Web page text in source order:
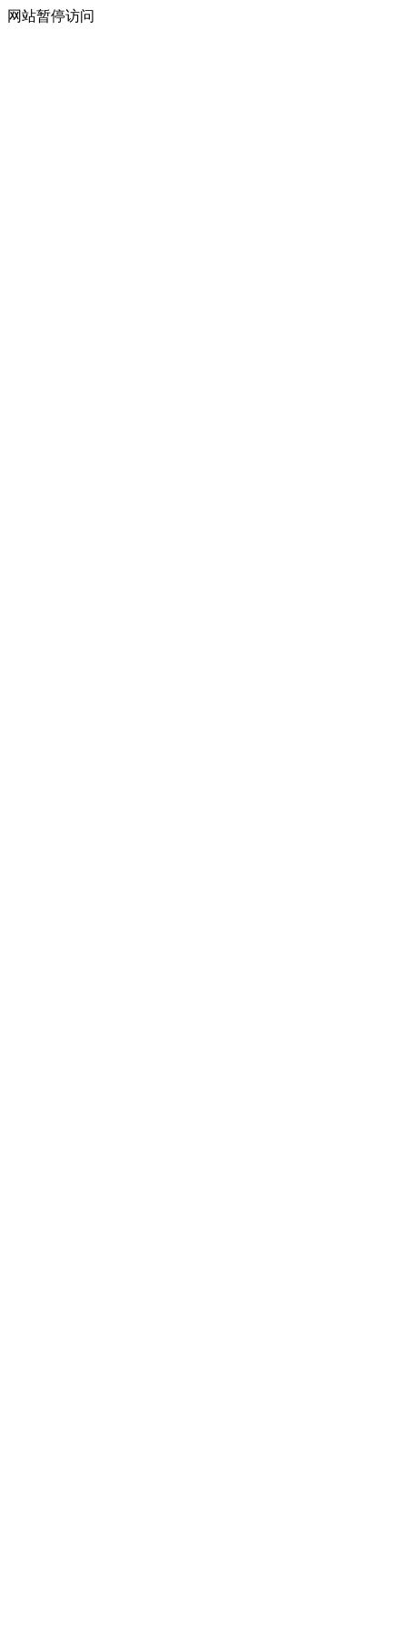
网站暂停访问